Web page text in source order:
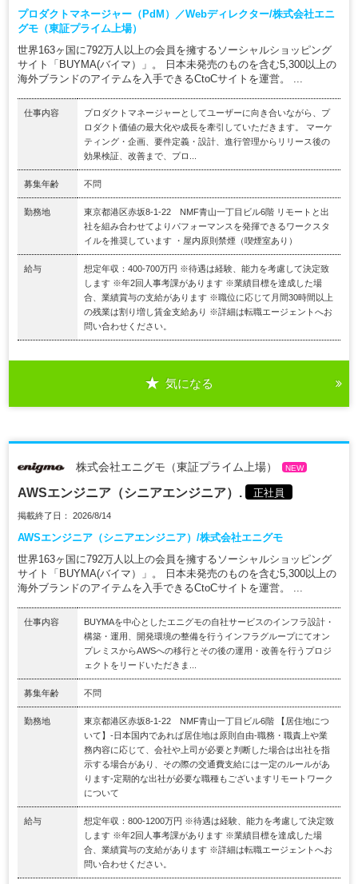
プロダクトマネージャー（PdM）／Webディレクター/株式会社エニ
グモ（東証プライム上場）
世界163ヶ国に792万人以上の会員を擁するソーシャルショッピング
サイト「BUYMA(バイマ）」。 日本未発売のものを含む5,300以上の
海外ブランドのアイテムを入手できるCtoCサイトを運営。 ...
仕事内容
プロダクトマネージャーとしてユーザーに向き合いながら、プ
ロダクト価値の最大化や成長を牽引していただきます。 マーケ
ティング・企画、要件定義・設計、進行管理からリリース後の
効果検証、改善まで、プロ...
募集年齢 不問
勤務地
東京都港区赤坂8-1-22 NMF青山一丁目ビル6階 リモートと出
社を組み合わせてよりパフォーマンスを発揮できるワークスタ
イルを推奨しています ・屋内原則禁煙（喫煙室あり）
給与
想定年収：400-700万円 ※待遇は経験、能力を考慮して決定致
します ※年2回人事考課があります ※業績目標を達成した場
合、業績賞与の支給があります ※職位に応じて月間30時間以上
の残業は割り増し賃金支給あり ※詳細は転職エージェントへお
問い合わせください。
気になる
株式会社エニグモ（東証プライム上場） NEW
AWSエンジニア（シニアエンジニア）. 正社員
掲載終了日： 2026/8/14
AWSエンジニア（シニアエンジニア）/株式会社エニグモ
世界163ヶ国に792万人以上の会員を擁するソーシャルショッピング
サイト「BUYMA(バイマ）」。 日本未発売のものを含む5,300以上の
海外ブランドのアイテムを入手できるCtoCサイトを運営。 ...
仕事内容
BUYMAを中心としたエニグモの自社サービスのインフラ設計・
構築・運用、開発環境の整備を行うインフラグループにてオン
プレミスからAWSへの移行とその後の運用・改善を行うプロジ
ェクトをリードいただきま...
募集年齢 不問
勤務地
東京都港区赤坂8-1-22 NMF青山一丁目ビル6階 【居住地につ
いて】-日本国内であれば居住地は原則自由-職務・職責上や業
務内容に応じて、会社や上司が必要と判断した場合は出社を指
示する場合があり、その際の交通費支給には一定のルールがあ
ります-定期的な出社が必要な職種もございますリモートワーク
について
給与
想定年収：800-1200万円 ※待遇は経験、能力を考慮して決定致
します ※年2回人事考課があります ※業績目標を達成した場
合、業績賞与の支給があります ※詳細は転職エージェントへお
問い合わせください。